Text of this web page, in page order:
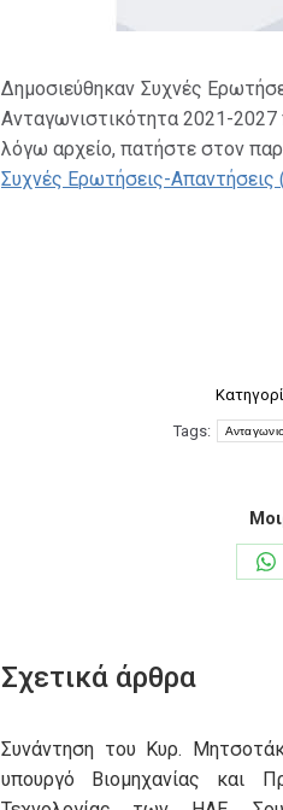
Δημοσιεύθηκαν Συχνές
Ανταγωνιστικότητα 2021-2027
λόγω αρχείο, πατήστε στον
Συχνές Ερωτήσεις-Απαντήσεις
Tags:
Σχετικά άρθρα
Συνάντηση του Κυρ.
υπουργό Βιομηχανίας και